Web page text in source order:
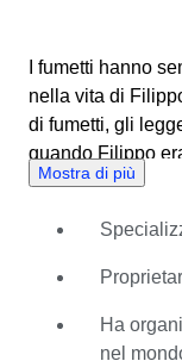
I fumetti hanno
nella vita di
di fumetti, gli
quando Filippo
iniziato a
con i suoi amici
ha gettato le basi
un negozio
tavole originali.
Mostra di più
Ha
nel